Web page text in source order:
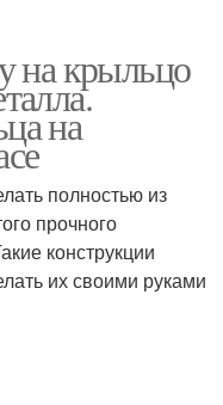
на крыльцо
на
полностью из
прочного
конструкции
их своими руками